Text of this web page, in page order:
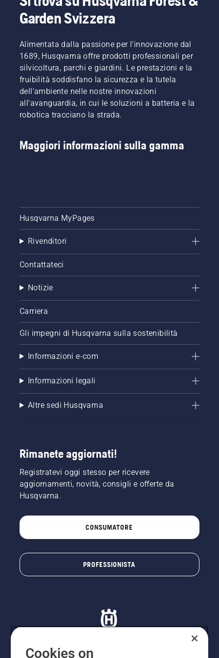
Ed è qui
specialisti
di
prodotto
Mathilda
Arvidsson
e Jan
Leijon
illustreranno
alcuni
miglioramenti.
Garden Svizzera
Alimentata dalla passione per l'innovazione dal
1689, Husqvarna offre prodotti professionali per
silvicoltura, parchi e giardini. Le prestazioni e la
fruibilità soddisfano la sicurezza e la tutela
dell'ambiente nelle nostre innovazioni
all'avanguardia, in cui le soluzioni a batteria e la
robotica tracciano la strada.
Maggiori informazioni sulla gamma
Husqvarna MyPages
Rivenditori
Contattateci
Notizie
Carriera
Gli impegni di Husqvarna sulla sostenibilità
Informazioni e-com
Informazioni legali
Altre sedi Husqvarna
Rimanete aggiornati!
Registratevi oggi stesso per ricevere
aggiornamenti, novità, consigli e offerte da
Husqvarna.
CONSUMATORE
PROFESSIONISTA
Cookies on